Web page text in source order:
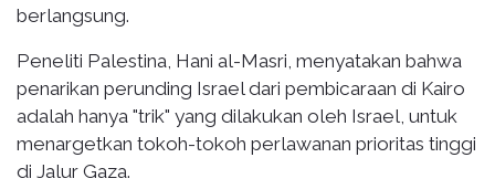
berlangsung.
Peneliti Palestina, Hani al-Masri, menyatakan bahwa
penarikan perunding Israel dari pembicaraan di Kairo
adalah hanya "trik" yang dilakukan oleh Israel, untuk
menargetkan tokoh-tokoh perlawanan prioritas tinggi
di Jalur Gaza.